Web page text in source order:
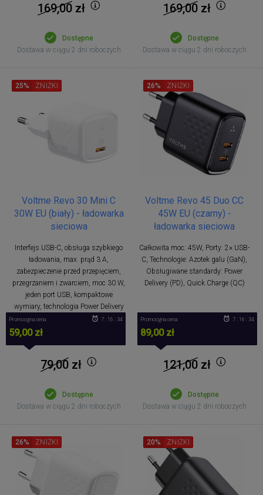
169,00zł
Dostępne
Dostawa w ciągu 2 dni roboczych
169,00zł
Dostępne
Dostawa w ciągu 2 dni roboczych
Voltme Revo 30 Mini C
30W EU (biały) - ładowarka
sieciowa
Interfejs USB-C, obsługa szybkiego
ładowania, max. prąd 3 A,
zabezpieczenie przed przepięciem,
przegrzaniem i zwarciem, moc 30 W,
jeden port USB, kompaktowe
wymiary, technologia Power Delivery
25% ZNIŻKI
Promocyjna cena
59,00 zł
7 : 16 : 34
79,00 zł
Dostępne
Dostawa w ciągu 2 dni roboczych
Voltme Revo 45 Duo CC
45W EU (czarny) -
ładowarka sieciowa
Całkowita moc: 45W, Porty: 2× USB-
C, Technologie: Azotek galu (GaN),
Obsługiwane standardy: Power
Delivery (PD), Quick Charge (QC)
26% ZNIŻKI
Promocyjna cena
89,00 zł
7 : 16 : 34
121,00zł
Dostępne
Dostawa w ciągu 2 dni roboczych
26% ZNIŻKI 20% ZNIŻKI